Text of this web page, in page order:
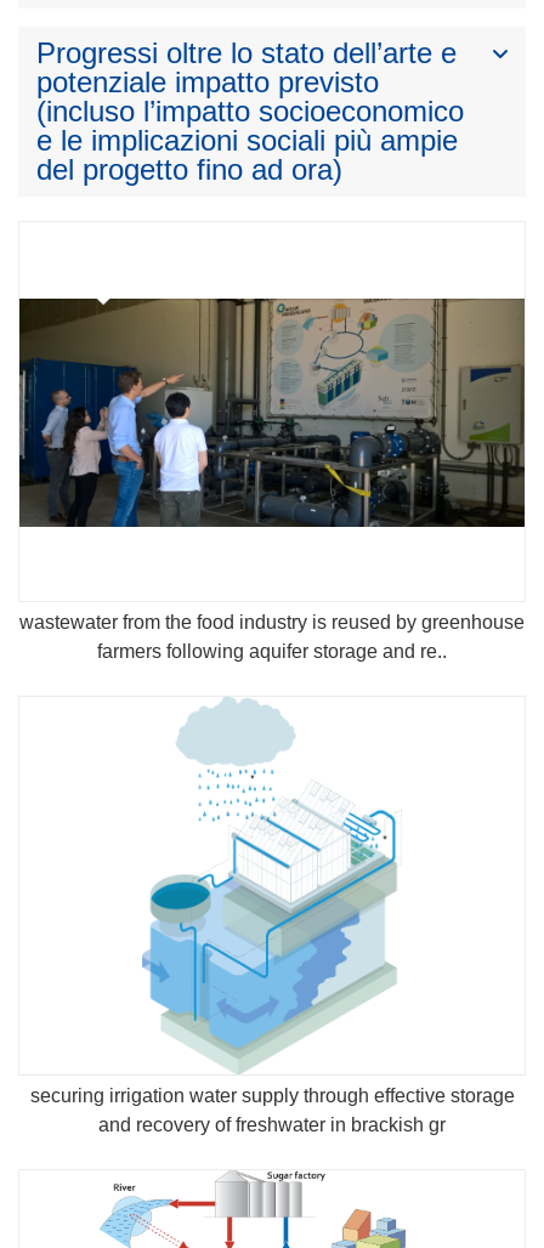
Progressi oltre lo stato dell’arte e
potenziale impatto previsto
(incluso l’impatto socioeconomico
e le implicazioni sociali più ampie
del progetto fino ad ora)
wastewater from the food industry is reused by greenhouse
farmers following aquifer storage and re..
securing irrigation water supply through effective storage
and recovery of freshwater in brackish gr